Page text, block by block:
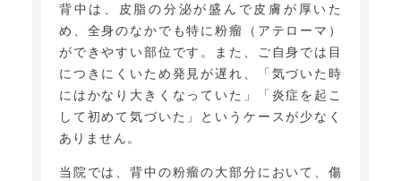
背中は、皮脂の分泌が盛んで皮膚が厚いた
め、全身のなかでも特に粉瘤（アテローマ）
ができやすい部位です。また、ご自身では目
につきにくいため発見が遅れ、「気づいた時
にはかなり大きくなっていた」「炎症を起こ
して初めて気づいた」というケースが少なく
ありません。
当院では、背中の粉瘤の大部分において、傷